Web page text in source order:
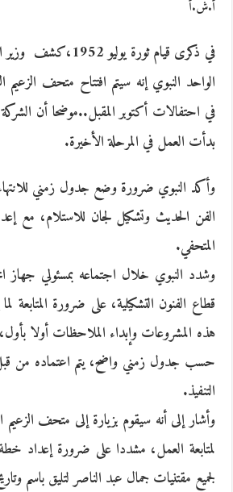
أ.ش.أ
في ذكرى قيام ثورة يوليو 1952،كشف وزير الثقافة المصري د.
الواحد النبويإنه سيتم افتتاح متحف الزعيم
في احتفالات أكتوبر المقبل..موضحا أن
بدأت العمل في المرحلة الأخيرة.
وأكد النبوي ضرورة وضع جدول زمني
الفن الحديث وتشكيل لجان للاستلام، مع
المتحفي.
وشدد النبوي خلال اجتماعه بمسئولي جهاز
قطاع الفنون التشكيلية، على ضرورة المتابعة
هذه المشروعات وإبداء الملاحظات أولا بأول،
حسب جدول زمني واضح، يتم اعتماده من
التنفيذ.
وأشار إلى أنه سيقوم بزيارة إلى متحف
لمتابعة العمل، مشددا على ضرورة إعداد
لجميع مقتنيات جمال عبد الناصر لتليق باسم